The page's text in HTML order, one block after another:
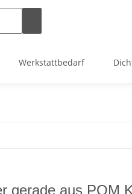
Werkstattbedarf
gerade aus POM